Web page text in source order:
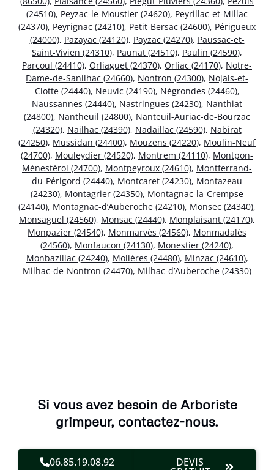
(24510), Peyzac-le-Moustier (24620), Peyrillac-et-Millac
(24370), Peyrignac (24210), Petit-Bersac (24600), Périgueux
(24000), Pazayac (24120), Payzac (24270), Paussac-et-
Saint-Vivien (24310), Paunat (24510), Paulin (24590),
Parcoul (24410), Orliaguet (24370), Orliac (24170), Notre-
Dame-de-Sanilhac (24660), Nontron (24300), Nojals-et-
Clotte (24440), Neuvic (24190), Négrondes (24460),
Naussannes (24440), Nastringues (24230), Nanthiat
(24800), Nantheuil (24800), Nanteuil-Auriac-de-Bourzac
(24320), Nailhac (24390), Nadaillac (24590), Nabirat
(24250), Mussidan (24400), Mouzens (24220), Moulin-Neuf
(24700), Mouleydier (24520), Montrem (24110), Montpon-
Ménestérol (24700), Montpeyroux (24610), Montferrand-
du-Périgord (24440), Montcaret (24230), Montazeau
(24230), Montagrier (24350), Montagnac-la-Crempse
(24140), Montagnac-d’Auberoche (24210), Monsec (24340),
Monsaguel (24560), Monsac (24440), Monplaisant (24170),
Monpazier (24540), Monmarvès (24560), Monmadalès
(24560), Monfaucon (24130), Monestier (24240),
Monbazillac (24240), Molières (24480), Minzac (24610),
Milhac-de-Nontron (24470), Milhac-d’Auberoche (24330)
Si vous avez besoin de Arboriste
grimpeur, contactez-nous.
06.85.19.08.92 DEVIS